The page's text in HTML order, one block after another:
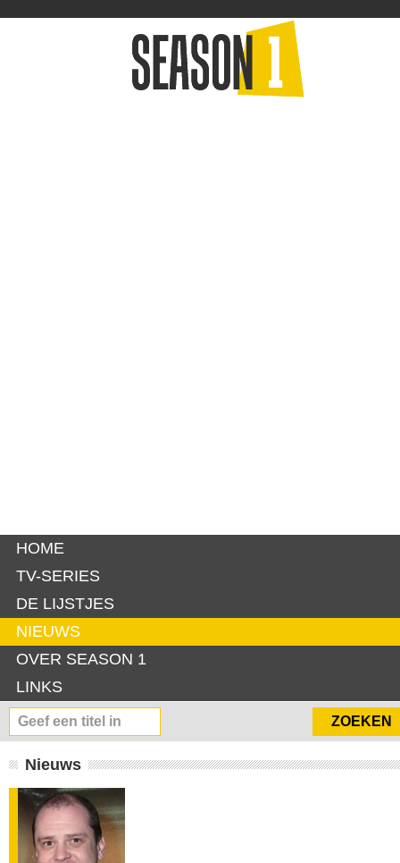
HOME
TV-SERIES
DE LIJSTJES
NIEUWS
OVER SEASON 1
LINKS
Nieuws